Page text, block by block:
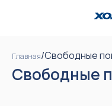
Главная/Свободные
Свободные